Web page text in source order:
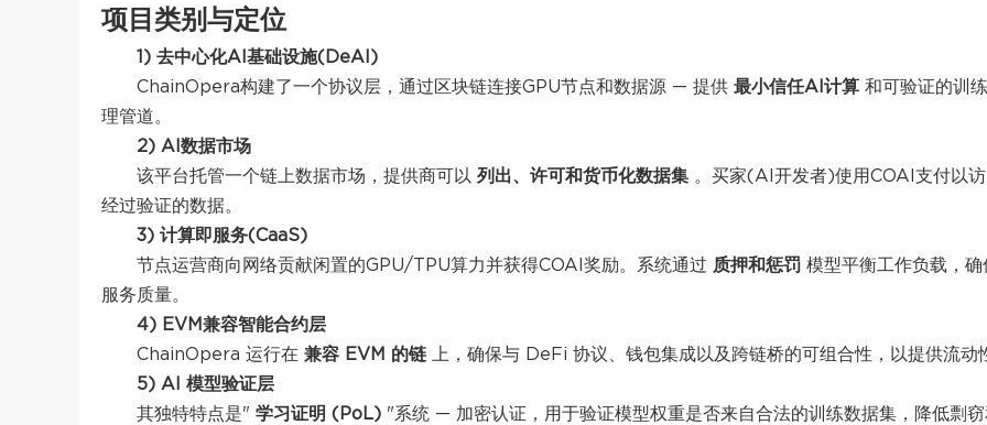
项目类别与定位
1) 去中心化AI基础设施(DeAI)
ChainOpera构建了一个协议层，通过区块链连接GPU节点和数据源 — 提供 最小信任AI计算 和可验证的训
理管道。
2) AI数据市场
该平台托管一个链上数据市场，提供商可以 列出、许可和货币化数据集 。买家(AI开发者)使用COAI支付以
经过验证的数据。
3) 计算即服务(CaaS)
节点运营商向网络贡献闲置的GPU/TPU算力并获得COAI奖励。系统通过 质押和惩罚 模型平衡工作负载，确
服务质量。
4) EVM兼容智能合约层
ChainOpera 运行在 兼容 EVM 的链
上，确保与 DeFi 协议、钱包集成以及跨链桥的可组合性，以提供流动
5) AI 模型验证层
其独特特点是" 学习证明 (PoL) "系统 — 加密认证，用于验证模型权重是否来自合法的训练数据集，降低剽